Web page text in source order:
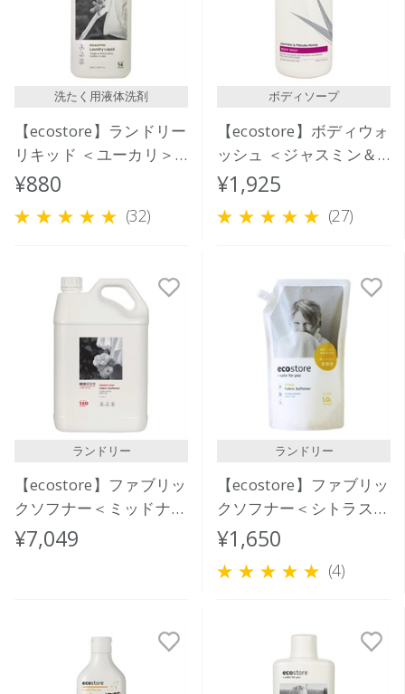
洗たく用液体洗剤
【ecostore】ランドリー
リキッド ＜ユーカリ＞
500mL
¥880
(32)
ボディソープ
【ecostore】ボディウォ
ッシュ ＜ジャスミン＆
マヌカハニー＞ 900mL
¥1,925
(27)
ランドリー
【ecostore】ファブリッ
クソフナー＜ミッドナイ
トローズ＞5L
¥7,049
ランドリー
【ecostore】ファブリッ
クソフナー＜シトラス＞
リフィルパック1L
¥1,650
(4)